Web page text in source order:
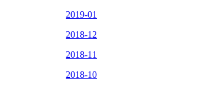
2019-01
2018-12
2018-11
2018-10